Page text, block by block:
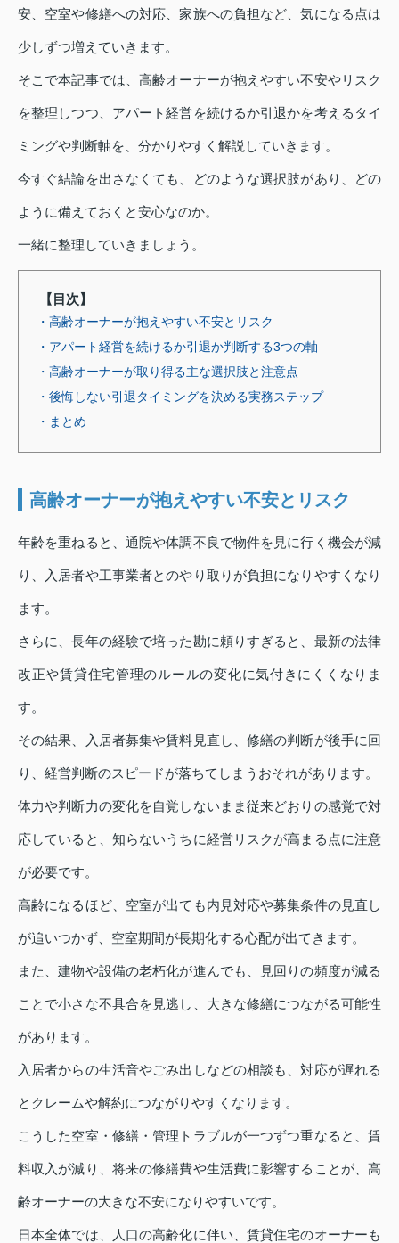
安、空室や修繕への対応、家族への負担など、気になる点は
少しずつ増えていきます。
そこで本記事では、高齢オーナーが抱えやすい不安やリスク
を整理しつつ、アパート経営を続けるか引退かを考えるタイ
ミングや判断軸を、分かりやすく解説していきます。
今すぐ結論を出さなくても、どのような選択肢があり、どの
ように備えておくと安心なのか。
一緒に整理していきましょう。
【目次】
・高齢オーナーが抱えやすい不安とリスク
・アパート経営を続けるか引退か判断する3つの軸
・高齢オーナーが取り得る主な選択肢と注意点
・後悔しない引退タイミングを決める実務ステップ
・まとめ
高齢オーナーが抱えやすい不安とリスク
年齢を重ねると、通院や体調不良で物件を見に行く機会が減
り、入居者や工事業者とのやり取りが負担になりやすくなり
ます。
さらに、長年の経験で培った勘に頼りすぎると、最新の法律
改正や賃貸住宅管理のルールの変化に気付きにくくなりま
す。
その結果、入居者募集や賃料見直し、修繕の判断が後手に回
り、経営判断のスピードが落ちてしまうおそれがあります。
体力や判断力の変化を自覚しないまま従来どおりの感覚で対
応していると、知らないうちに経営リスクが高まる点に注意
が必要です。
高齢になるほど、空室が出ても内見対応や募集条件の見直し
が追いつかず、空室期間が長期化する心配が出てきます。
また、建物や設備の老朽化が進んでも、見回りの頻度が減る
ことで小さな不具合を見逃し、大きな修繕につながる可能性
があります。
入居者からの生活音やごみ出しなどの相談も、対応が遅れる
とクレームや解約につながりやすくなります。
こうした空室・修繕・管理トラブルが一つずつ重なると、賃
料収入が減り、将来の修繕費や生活費に影響することが、高
齢オーナーの大きな不安になりやすいです。
日本全体では、人口の高齢化に伴い、賃貸住宅のオーナーも